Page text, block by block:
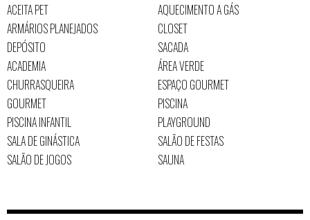
ACEITA PET
AQUECIMENTO A GÁS
ARMÁRIOS PLANEJADOS
CLOSET
DEPÓSITO
SACADA
ACADEMIA
ÁREA VERDE
CHURRASQUEIRA
ESPAÇO GOURMET
GOURMET
PISCINA
PISCINA INFANTIL
PLAYGROUND
SALA DE GINÁSTICA
SALÃO DE FESTAS
SALÃO DE JOGOS
SAUNA